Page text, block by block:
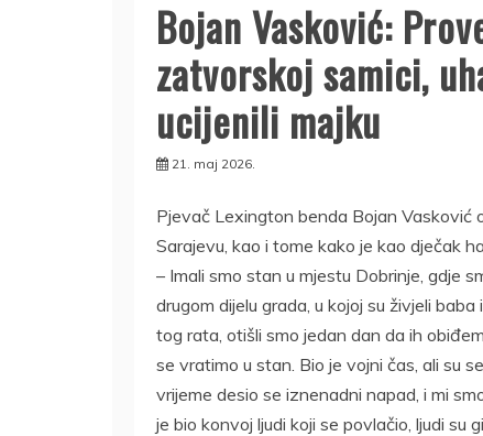
Bojan Vasković:
zatvorskoj samici,
ucijenili majku
21. maj 2026.
Pjevač Lexington benda Bojan Vasković
Sarajevu, kao i tome kako je kao dječak
– Imali smo stan u mjestu Dobrinje, gdje
drugom dijelu grada, u kojoj su živjeli
tog rata, otišli smo jedan dan da ih
se vratimo u stan. Bio je vojni čas, ali su
vrijeme desio se iznenadni napad, i mi
je bio konvoj ljudi koji se povlačio, ljudi su